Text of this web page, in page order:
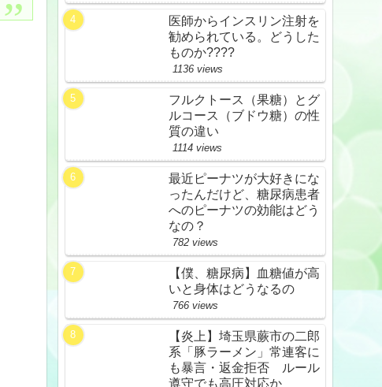
医師からインスリン注射を
勧められている。どうした
ものか????
1136 views
フルクトース（果糖）とグ
ルコース（ブドウ糖）の性
質の違い
1114 views
最近ピーナツが大好きにな
ったんだけど、糖尿病患者
へのピーナツの効能はどう
なの？
782 views
【僕、糖尿病】血糖値が高
いと身体はどうなるの
766 views
【炎上】埼玉県蕨市の二郎
系「豚ラーメン」常連客に
も暴言・返金拒否 ルール
遵守でも高圧対応か